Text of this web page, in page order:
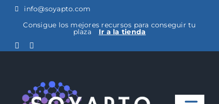
Saltar
info@soyapto.com
Consigue los mejores recursos para conseguir tu
plaza Ir a la tienda